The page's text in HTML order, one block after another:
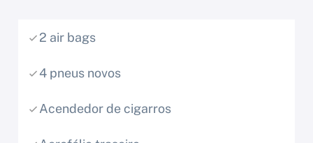
2 air bags
4 pneus novos
Acendedor de cigarros